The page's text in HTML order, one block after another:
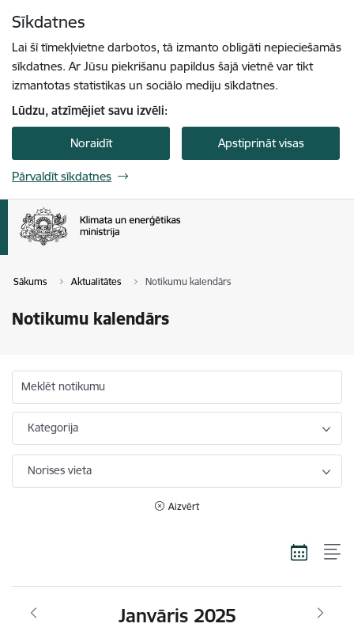
Sīkdatnes
Lai šī tīmekļvietne darbotos, tā izmanto obligāti nepieciešamās
sīkdatnes. Ar Jūsu piekrišanu papildus šajā vietnē var tikt
izmantotas statistikas un sociālo mediju sīkdatnes.
Lūdzu, atzīmējiet savu izvēli:
Noraidīt Apstiprināt visas
Pārvaldīt sīkdatnes
Sākums Aktualitātes Notikumu kalendārs
Notikumu kalendārs
Meklēt notikumu
Kategorija
Norises vieta
Aizvērt
Janvāris 2025